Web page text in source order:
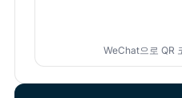
WeChat으로 QR